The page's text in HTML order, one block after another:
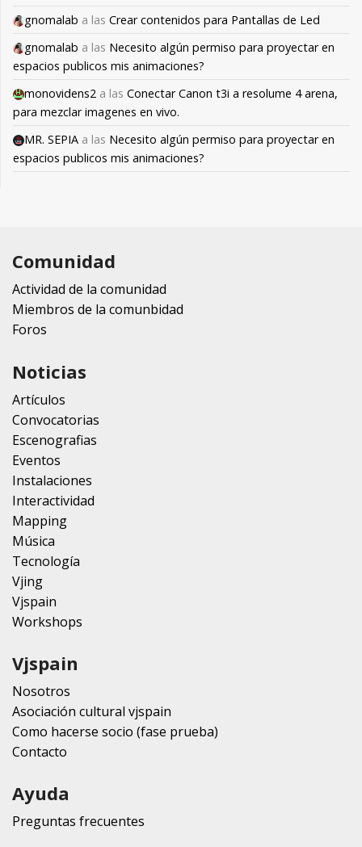
gnomalab a las Crear contenidos para Pantallas de Led
gnomalab a las Necesito algún permiso para proyectar en
espacios publicos mis animaciones?
monovidens2 a las Conectar Canon t3i a resolume 4 arena,
para mezclar imagenes en vivo.
MR. SEPIA a las Necesito algún permiso para proyectar en
espacios publicos mis animaciones?
Comunidad
Actividad de la comunidad
Miembros de la comunbidad
Foros
Noticias
Artículos
Convocatorias
Escenografias
Eventos
Instalaciones
Interactividad
Mapping
Música
Tecnología
Vjing
Vjspain
Workshops
Vjspain
Nosotros
Asociación cultural vjspain
Como hacerse socio (fase prueba)
Contacto
Ayuda
Preguntas frecuentes